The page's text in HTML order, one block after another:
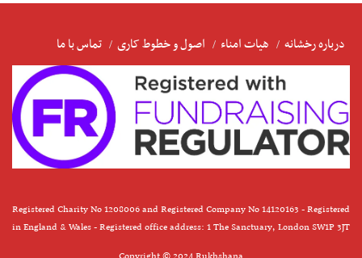
درباره رخشانه هیات امناء اصول و خطوط کاری تماس با ما
Registered Charity No 1208006 and Registered Company No 14120163 - Registered
in England & Wales - Registered office address: 1 The Sanctuary, London SW1P 3JT